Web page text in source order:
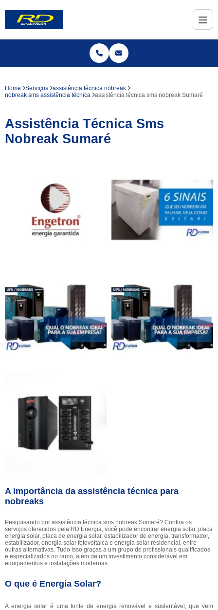
Home Serviços
assistência técnica nobreak
nobreak sms assistência técnica
assistência técnica sms nobreak Sumaré
Assistência Técnica Sms
Nobreak Sumaré
A importância da assistência técnica para
nobreaks
Pesquisando por assistência técnica sms nobreak Sumaré? Confira os
serviços oferecidos pela RD Energia, você pode encontrar energia solar, placa
energia solar, placa de energia solar, estabilizador de energia, transformador,
estabilizador, energia solar fotovoltaica e energia solar residencial, entre
outras alternativas. Tudo isso graças a um grupo de profissionais qualificados
e especializados no ramo, além de um investimento considerável em
equipamentos e instalações modernas.
O que é Energia Solar?
A energia solar é uma fonte de energia renovável e sustentável, que vem